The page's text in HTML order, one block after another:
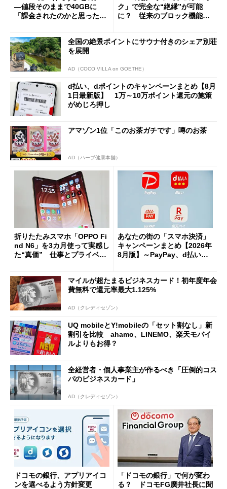
―値段そのままで40GBに
「課金されたのかと思った」
ク」で完全な“絶縁”が可能
に？ 従来のブロック機能と
全国の絶景ポイントにサウナ付きのシェア別荘
を展開
AD（COCO VILLA on GOETHE）
d払い、dポイントのキャンペーンまとめ【8月
1日最新版】 1万～10万ポイント還元の施策
がめじろ押し
アマゾン1位「このお茶ガチです」噂のお茶
AD（ハーブ健康本舗）
折りたたみスマホ「OPPO Fi
nd N6」を3カ月使って実感し
た“真価” 仕事とプライベー
あなたの街の「スマホ決済」
キャンペーンまとめ【2026年
8月版】～PayPay、d払い、a
マイルが超たまるビジネスカード！初年度年会
費無料で還元率最大1.125%
AD（クレディセゾン）
UQ mobileとY!mobileの「セット割なし」新
割引を比較 ahamo、LINEMO、楽天モバイ
ルよりもお得？
全経営者・個人事業主が作るべき「圧倒的コス
パのビジネスカード」
AD（クレディセゾン）
ドコモの銀行、アプリアイコ
ンを選べるよう方針変更
「ドコモの銀行」で何が変わ
る？ ドコモFG廣井社長に聞